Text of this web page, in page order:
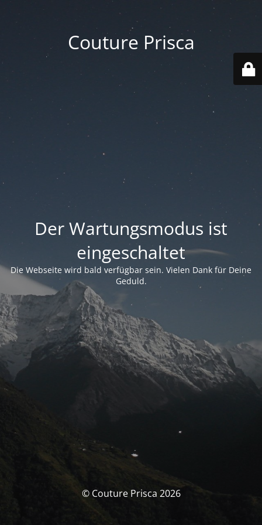
Couture Prisca
Der Wartungsmodus ist
eingeschaltet
Die Webseite wird bald verfügbar sein. Vielen Dank für Deine
Geduld.
© Couture Prisca 2026